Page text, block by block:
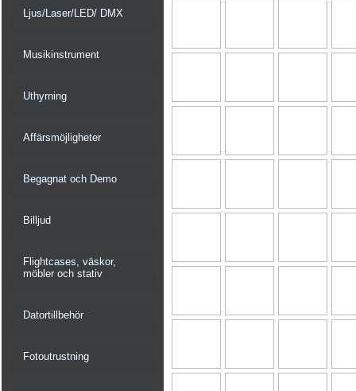
Ljus/Laser/LED/ DMX
Musikinstrument
Uthyrning
Affärsmöjligheter
Begagnat och Demo
Billjud
Flightcases, väskor,
möbler och stativ
Datortillbehör
Fotoutrustning